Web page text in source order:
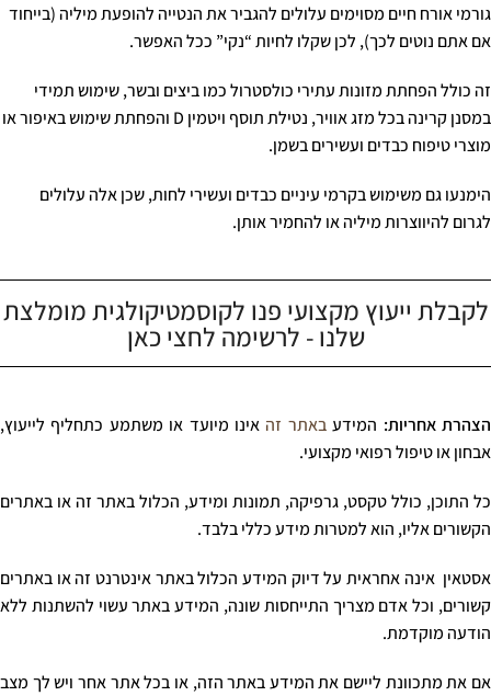
גורמי אורח חיים מסוימים עלולים להגביר את הנטייה להופעת מיליה (בייחוד
אם אתם נוטים לכך), לכן שקלו לחיות “נקי” ככל האפשר.
זה כולל הפחתת מזונות עתירי כולסטרול כמו ביצים ובשר, שימוש תמידי
במסנן קרינה בכל מזג אוויר, נטילת תוסף ויטמין D והפחתת שימוש באיפור או
מוצרי טיפוח כבדים ועשירים בשמן.
הימנעו גם משימוש בקרמי עיניים כבדים ועשירי לחות, שכן אלה עלולים
לגרום להיווצרות מיליה או להחמיר אותן.
לקבלת ייעוץ מקצועי פנו לקוסמטיקולגית מומלצת
שלנו - לרשימה לחצי כאן
הצהרת אחריות: המידעבאתר זה אינו מיועד או משתמע כתחליף לייעוץ,
אבחון או טיפול רפואי מקצועי.
כל התוכן, כולל טקסט, גרפיקה, תמונות ומידע, הכלול באתר זה או באתרים
הקשורים אליו, הוא למטרות מידע כללי בלבד.
אסטאין אינה אחראית על דיוק המידע הכלול באתר אינטרנט זה או באתרים
קשורים, וכל אדם מצריך התייחסות שונה, המידע באתר עשוי להשתנות ללא
הודעה מוקדמת.
אם את מתכוונת ליישם את המידע באתר הזה, או בכל אתר אחר ויש לך מצב